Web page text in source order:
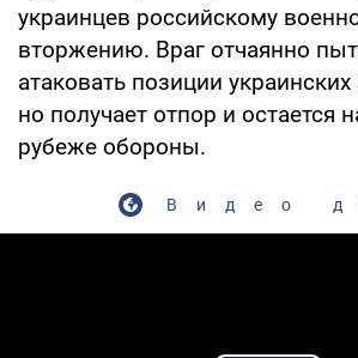
украинцев российскому
вторжению. Враг отчаянно
атаковать позиции
но получает отпор и остается
рубеже обороны.
Видео